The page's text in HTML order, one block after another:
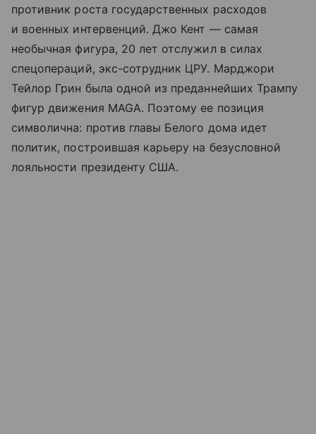
противник роста государственных расходов
и военных интервенций. Джо Кент — самая
необычная фигура, 20 лет отслужил в силах
спецопераций, экс-сотрудник ЦРУ. Марджори
Тейлор Грин была одной из преданнейших Трампу
фигур движения MAGA. Поэтому ее позиция
символична: против главы Белого дома идет
политик, построившая карьеру на безусловной
лояльности президенту США.